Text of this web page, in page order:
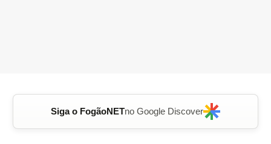
Siga o FogãoNETno Google Discover